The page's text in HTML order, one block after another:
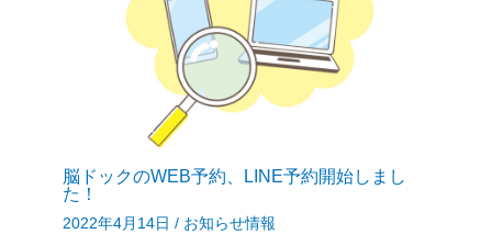
脳ドックのWEB予約、LINE予約開始しまし
た！
2022年4月14日 / お知らせ情報